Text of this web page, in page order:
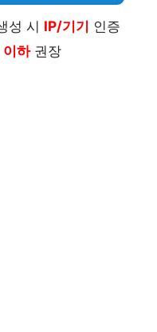
성 시 IP/기기 인증
이하권장